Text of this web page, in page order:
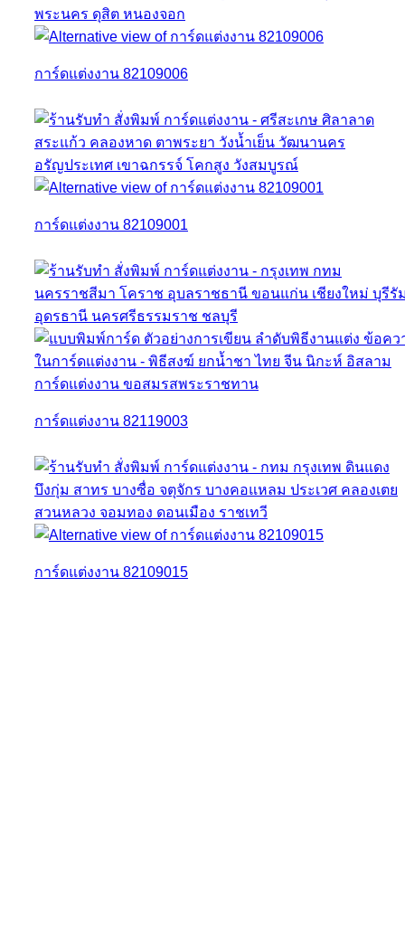
การ์ดแต่งงาน 82109006
การ์ดแต่งงาน 82109001
การ์ดแต่งงาน 82119003
การ์ดแต่งงาน 82109015